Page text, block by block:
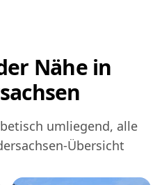
Nähe in
umliegend, alle
Übersicht